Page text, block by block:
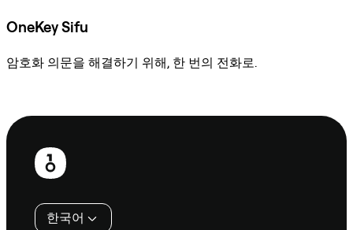
OneKey Sifu
암호화 의문을 해결하기 위해, 한 번의 전화로.
보
한국어